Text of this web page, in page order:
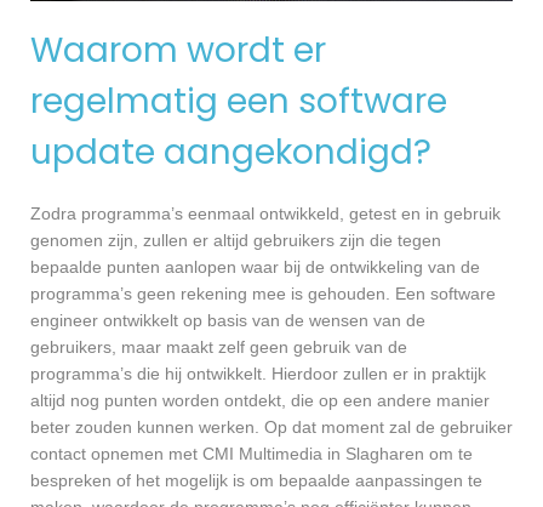
Waarom wordt er
regelmatig een software
update aangekondigd?
Zodra programma’s eenmaal ontwikkeld, getest en in gebruik
genomen zijn, zullen er altijd gebruikers zijn die tegen
bepaalde punten aanlopen waar bij de ontwikkeling van de
programma’s geen rekening mee is gehouden. Een software
engineer ontwikkelt op basis van de wensen van de
gebruikers, maar maakt zelf geen gebruik van de
programma’s die hij ontwikkelt. Hierdoor zullen er in praktijk
altijd nog punten worden ontdekt, die op een andere manier
beter zouden kunnen werken. Op dat moment zal de gebruiker
contact opnemen met CMI Multimedia in Slagharen om te
bespreken of het mogelijk is om bepaalde aanpassingen te